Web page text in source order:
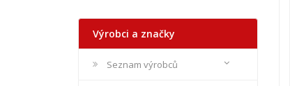
Výrobci a značky
Seznam výrobců